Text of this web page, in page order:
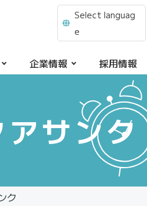
Select languag
e
企業情報 採用情報
サンク
ク